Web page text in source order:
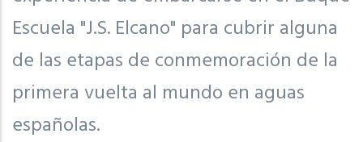
Escuela "J.S. Elcano" para cubrir alguna
de las etapas de conmemoración de la
primera vuelta al mundo en aguas
españolas.